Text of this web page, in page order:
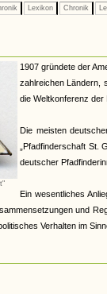
Lexikon Chronik
1907 gründete der
zahlreichen Ländern,
die Weltkonferenz der
Die meisten
„Pfadfinderschaft St.
deutscher
Ein wesentliches
und
Verhalten im